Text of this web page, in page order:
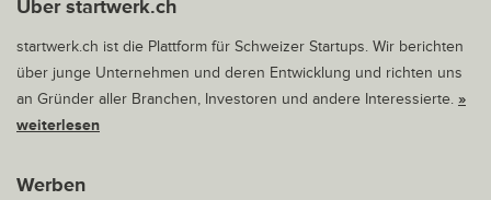
Über startwerk.ch
startwerk.ch ist die Plattform für Schweizer Startups. Wir berichten
über junge Unternehmen und deren Entwicklung und richten uns
an Gründer aller Branchen, Investoren und andere Interessierte. »
weiterlesen
Werben